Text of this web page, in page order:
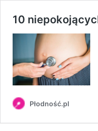
10
Płodność.pl